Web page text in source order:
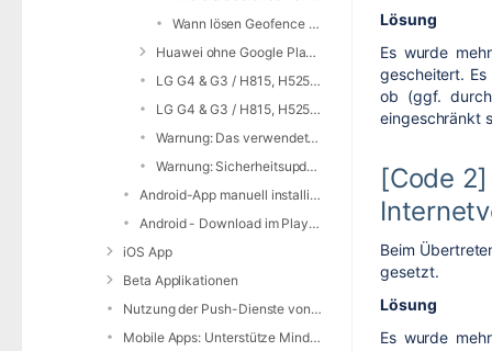
Wann lösen Geofence aus? Wie Geofence Position optimieren? Warum keine kleineren Geofence?
Huawei ohne Google PlayStore
LG G4 & G3 / H815, H525n & D855 - android.settings stürzt ab
LG G4 & G3 / H815, H525n & D855 Benachrichtigung
Warnung: Das verwendete Betriebssystem ist stark veraltet
Warnung: Sicherheitsupdate ist X Monate alt
Android-App manuell installieren
Android - Download im PlayStore
iOS App
Beta Applikationen
Nutzung der Push-Dienste von Apple / Google
Mobile Apps: Unterstütze Mindestversionen
Lösung
Es wurde
gescheitert.
ob (ggf. durch
eingeschränkt
[Code
Beim
gesetzt.
Lösung
Es wurde